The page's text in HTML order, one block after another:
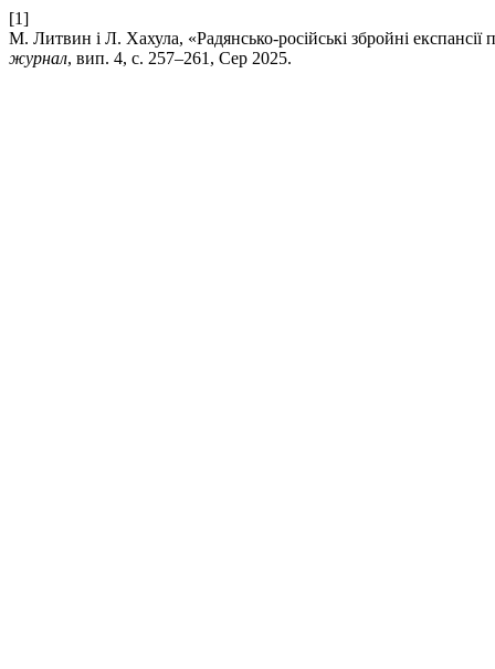
[1]
М. Литвин і Л. Хахула, «Радянсько-російські збройні експансії
журнал, вип. 4, с. 257–261, Сер 2025.